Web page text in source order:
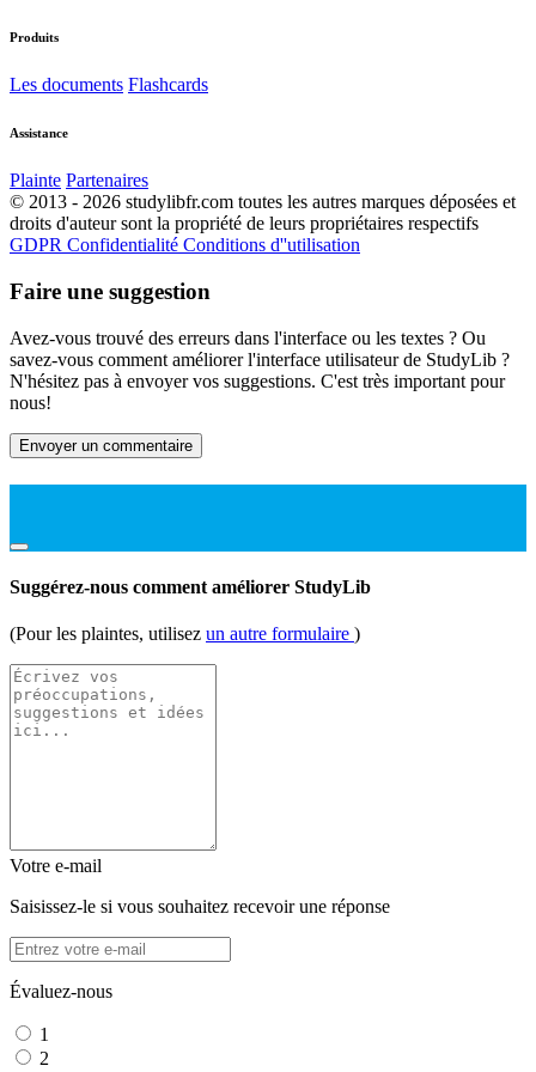
Produits
Les documents Flashcards
Assistance
Plainte Partenaires
© 2013 - 2026 studylibfr.com toutes les autres marques déposées et
droits d'auteur sont la propriété de leurs propriétaires respectifs
GDPR Confidentialité Conditions d''utilisation
Faire une suggestion
Avez-vous trouvé des erreurs dans l'interface ou les textes ? Ou
savez-vous comment améliorer l'interface utilisateur de StudyLib ?
N'hésitez pas à envoyer vos suggestions. C'est très important pour
nous!
Envoyer un commentaire
Suggérez-nous comment améliorer StudyLib
(Pour les plaintes, utilisez un autre formulaire )
Votre e-mail
Saisissez-le si vous souhaitez recevoir une réponse
Évaluez-nous
1
2